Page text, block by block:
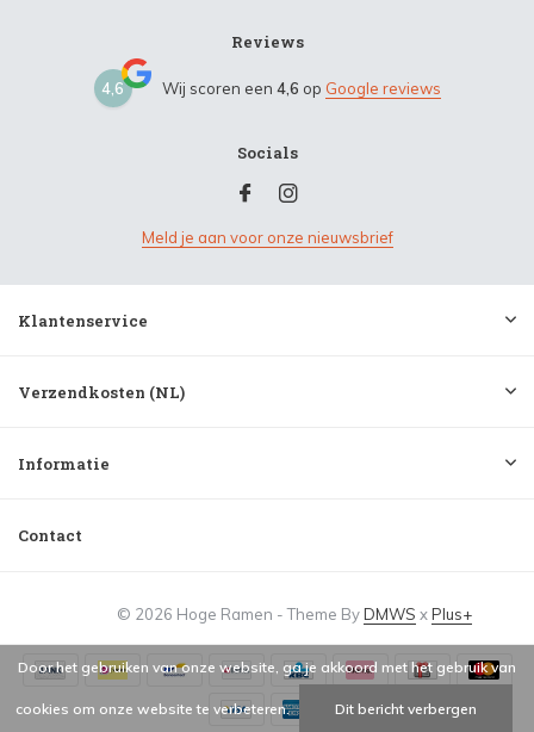
Reviews
4,6 Wij scoren een 4,6 op Google reviews
Socials
Meld je aan voor onze nieuwsbrief
Klantenservice
Verzendkosten (NL)
Informatie
Contact
© 2026 Hoge Ramen - Theme ByDMWS xPlus+
Door het gebruiken van onze website, ga je akkoord met het gebruik van
cookies om onze website te verbeteren. Dit bericht verbergen